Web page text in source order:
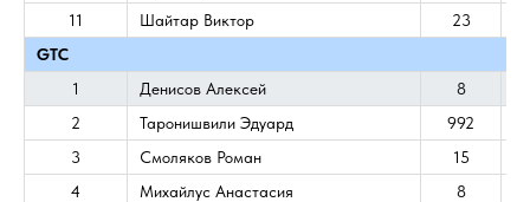
11
Шайтар Виктор
23
GTC
1
Денисов Алексей
8
2
Таронишвили Эдуард
992
3
Смоляков Роман
15
4
Михайлус Анастасия
8